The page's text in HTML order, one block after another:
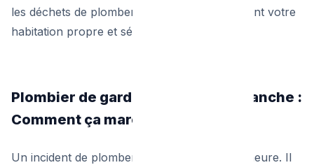
les déchets de plomberie sont évacués, laissant votre
habitation propre et sécurisée.
Plombier de garde la nuit et le dimanche :
Comment ça marche ?
Un incident de plomberie ne choisit pas son heure. Il